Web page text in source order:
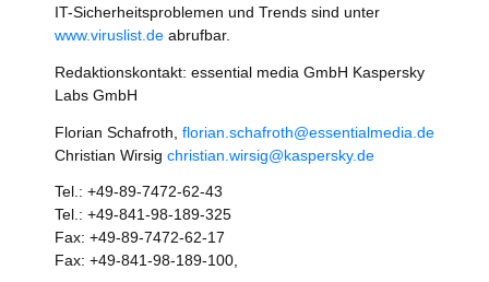
IT-Sicherheitsproblemen und Trends sind unter
www.viruslist.de abrufbar.
Redaktionskontakt: essential media GmbH Kaspersky
Labs GmbH
Florian Schafroth, florian.schafroth@essentialmedia.de
Christian Wirsig christian.wirsig@kaspersky.de
Tel.: +49-89-7472-62-43
Tel.: +49-841-98-189-325
Fax: +49-89-7472-62-17
Fax: +49-841-98-189-100,